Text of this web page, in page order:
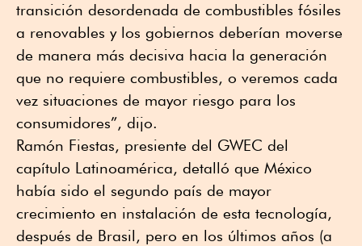
transición desordenada de combustibles fósiles
a renovables y los gobiernos deberían moverse
de manera más decisiva hacia la generación
que no requiere combustibles, o veremos cada
vez situaciones de mayor riesgo para los
consumidores”, dijo.
Ramón Fiestas, presiente del GWEC del
capítulo Latinoamérica, detalló que México
había sido el segundo país de mayor
crecimiento en instalación de esta tecnología,
después de Brasil, pero en los últimos años (a